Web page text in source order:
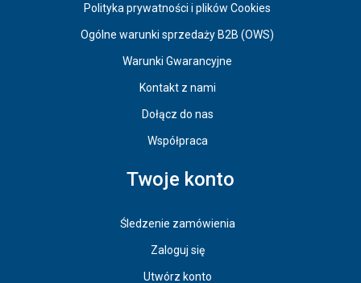
Polityka prywatności i plików Cookies
Ogólne warunki sprzedaży B2B (OWS)
Warunki Gwarancyjne
Kontakt z nami
Dołącz do nas
Współpraca
Twoje konto
Śledzenie zamówienia
Zaloguj się
Utwórz konto